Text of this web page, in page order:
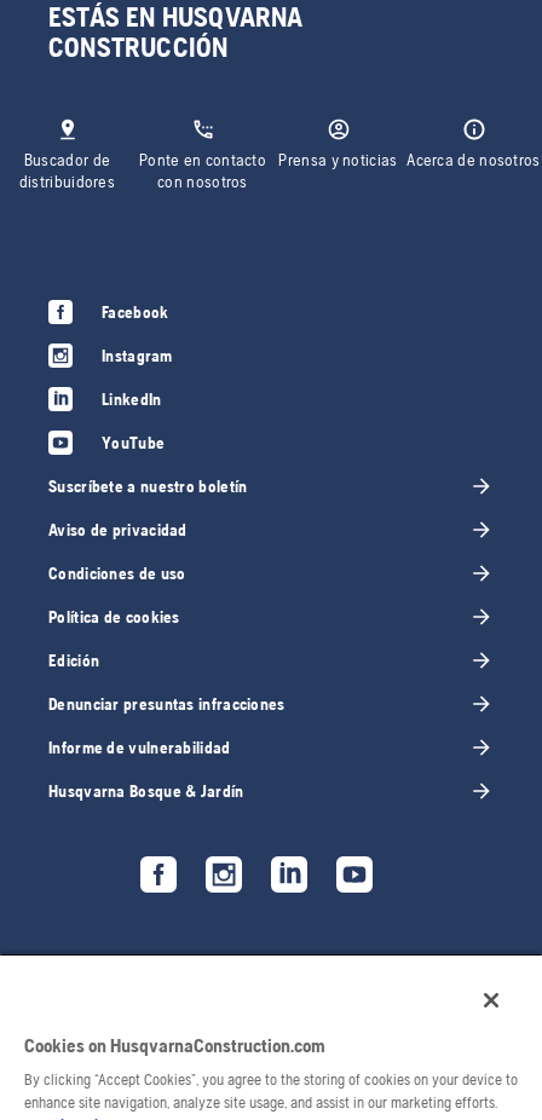
ESTÁS EN HUSQVARNA
CONSTRUCCIÓN
Buscador de
distribuidores
Ponte en contacto
con nosotros
Prensa y noticias Acerca de nosotros
Facebook
Instagram
LinkedIn
YouTube
Suscríbete a nuestro boletín
Aviso de privacidad
Condiciones de uso
Política de cookies
Edición
Denunciar presuntas infracciones
Informe de vulnerabilidad
Husqvarna Bosque & Jardín
Cookies on HusqvarnaConstruction.com
By clicking “Accept Cookies”, you agree to the storing of cookies on your device to
enhance site navigation, analyze site usage, and assist in our marketing efforts.